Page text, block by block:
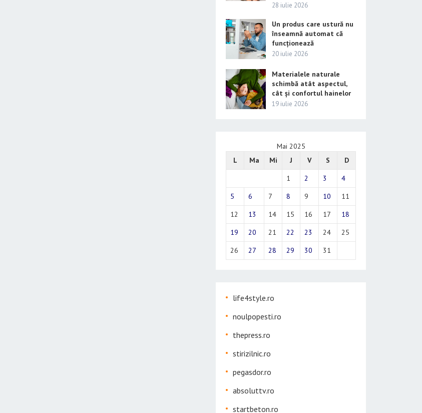
28 iulie 2026
Un produs care ustură nu
înseamnă automat că
funcționează
20 iulie 2026
Materialele naturale
schimbă atât aspectul,
cât și confortul hainelor
19 iulie 2026
Mai 2025
L
Ma Mi J V S
D
1
2 3
4
5
6 7 8 9 10
11
12
13 14 15 16 17
18
19
20 21 22 23 24
25
26
27 28 29 30 31
life4style.ro
noulpopesti.ro
thepress.ro
stirizilnic.ro
pegasdor.ro
absoluttv.ro
startbeton.ro